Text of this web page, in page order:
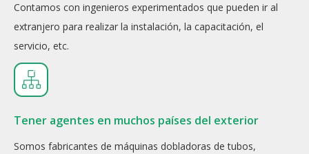
Contamos con ingenieros experimentados que pueden ir al
extranjero para realizar la instalación, la capacitación, el
servicio, etc.
Tener agentes en muchos países del exterior
Somos fabricantes de máquinas dobladoras de tubos,